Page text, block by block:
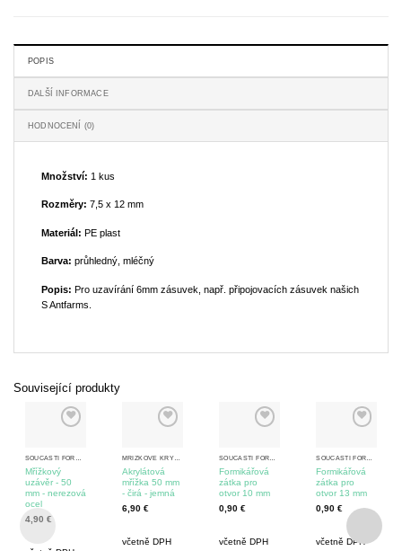
POPIS
DALŠÍ INFORMACE
HODNOCENÍ (0)
Množství: 1 kus
Rozměry: 7,5 x 12 mm
Materiál: PE plast
Barva: průhledný, mléčný
Popis: Pro uzavírání 6mm zásuvek, např. připojovacích zásuvek našich
S Antfarms.
Související produkty
Mřížkový
uzávěr - 50
mm - nerezová
ocel
4,90 €
Akrylátová
mřížka 50 mm
- čirá - jemná
6,90 €
včetně DPH
Formikářová
zátka pro
otvor 10 mm
0,90 €
včetně DPH
Formikářová
zátka pro
otvor 13 mm
0,90€
včetně DPH